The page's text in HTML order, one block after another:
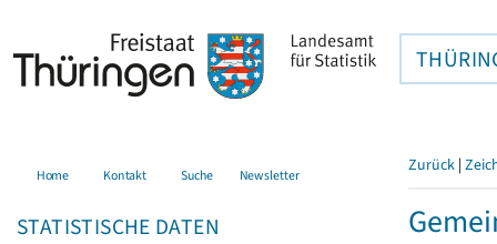
Home Kontakt Suche Newsletter
STATISTISCHE DATEN
Zurück |